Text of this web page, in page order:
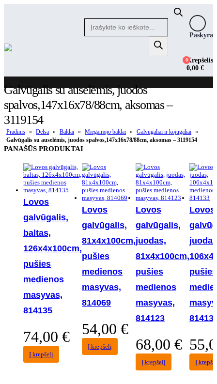
search
Paskyra
0Krepšelis
0,00 €
Galvūgalis su auselėmis, juodos
spalvos,147x16x78/88cm, aksomas –
3119154
Pradinis » Delsa » Baldai » Miegamojo baldai » Galvūgaliai ir kojūgaliai »
Galvūgalis su auselėmis, juodos spalvos,147x16x78/88cm, aksomas – 3119154
PANAŠŪS PRODUKTAI
Lovos
galvūgalis,
baltas,
126x4x100cm,
pušies
medienos
masyvas,
814135
74,00 €
Į krepšelį
Lovos
galvūgalis,
81x4x100cm,
pušies
medienos
masyvas,
814069
54,00 €
Į krepšelį
Lovos
galvūgalis,
juodas,
81x4x100cm,
pušies
medienos
masyvas,
814123
68,00 €
Į krepšelį
Lovos
pušies
Į